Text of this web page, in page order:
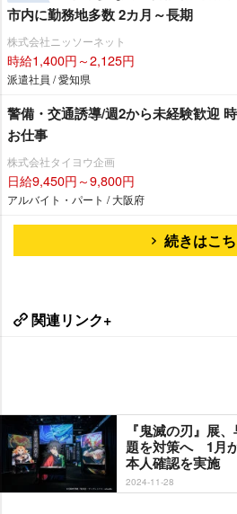
市内に勤務地多数 2カ月～長期
株式会社ニッソーネット
時給1,400円～2,125円
派遣社員 / 愛知県
警備・交通誘導/週2から未経験歓迎
お仕事
株式会社タイヨウ企画
日給9,450円～9,800円
アルバイト・パート / 大阪府
続きはこ
関連リンク+
『鬼滅の刃』展
題を対策へ 1月
本人確認を実施
2024-11-28